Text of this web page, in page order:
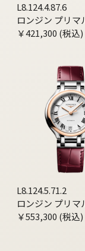
L8.124.4.87.6
ロンジン プリマ
￥421,300 (税込)
L8.124.5.71.2
ロンジン プリマ
￥553,300 (税込)